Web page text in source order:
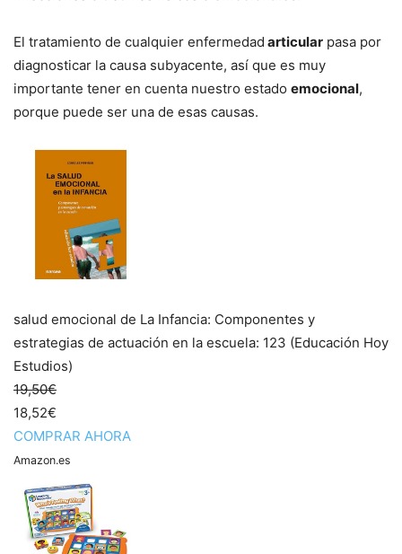
El tratamiento de cualquier enfermedad articular pasa por
diagnosticar la causa subyacente, así­ que es muy
importante tener en cuenta nuestro estado emocional,
porque puede ser una de esas causas.
salud emocional de La Infancia: Componentes y
estrategias de actuación en la escuela: 123 (Educación Hoy
Estudios)
19,50€
18,52€
COMPRAR AHORA
Amazon.es